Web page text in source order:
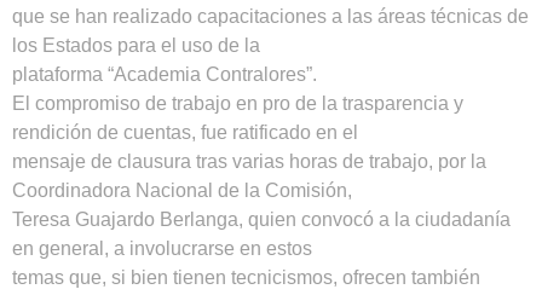
que se han realizado capacitaciones a las áreas técnicas de
los Estados para el uso de la
plataforma “Academia Contralores”.
El compromiso de trabajo en pro de la trasparencia y
rendición de cuentas, fue ratificado en el
mensaje de clausura tras varias horas de trabajo, por la
Coordinadora Nacional de la Comisión,
Teresa Guajardo Berlanga, quien convocó a la ciudadanía
en general, a involucrarse en estos
temas que, si bien tienen tecnicismos, ofrecen también